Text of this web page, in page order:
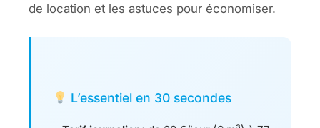
de location et les astuces pour économiser.
L’essentiel en 30 secondes